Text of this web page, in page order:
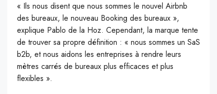
« Ils nous disent que nous sommes le nouvel Airbnb
des bureaux, le nouveau Booking des bureaux »,
explique Pablo de la Hoz. Cependant, la marque tente
de trouver sa propre définition : « nous sommes un SaS
b2b, et nous aidons les entreprises à rendre leurs
mètres carrés de bureaux plus efficaces et plus
flexibles ».